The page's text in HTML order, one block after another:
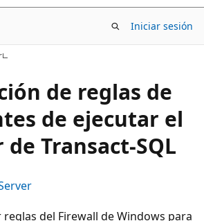
Iniciar sesión
de reglas de
de ejecutar el
Transact-SQL
del Firewall de Windows para